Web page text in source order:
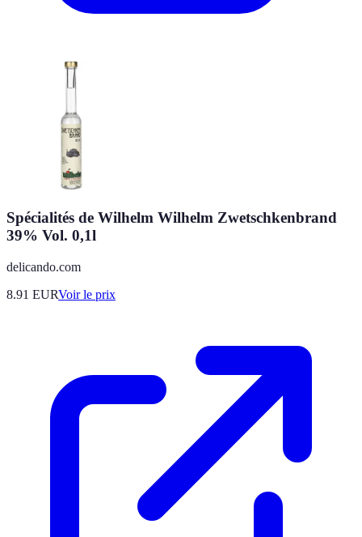
Spécialités de Wilhelm Wilhelm Zwetschkenbrand
39% Vol. 0,1l
delicando.com
8.91 EURVoir le prix